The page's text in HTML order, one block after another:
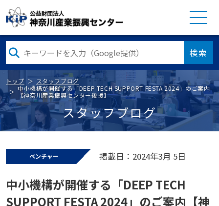
検索
トップ
スタッフブログ
中小機構が開催する「DEEP TECH SUPPORT FESTA 2024」のご案内
【神奈川産業振興センター後援】
スタッフブログ
ベンチャー 掲載日：2024年3月 5日
中小機構が開催する「DEEP TECH
SUPPORT FESTA 2024」のご案内【神